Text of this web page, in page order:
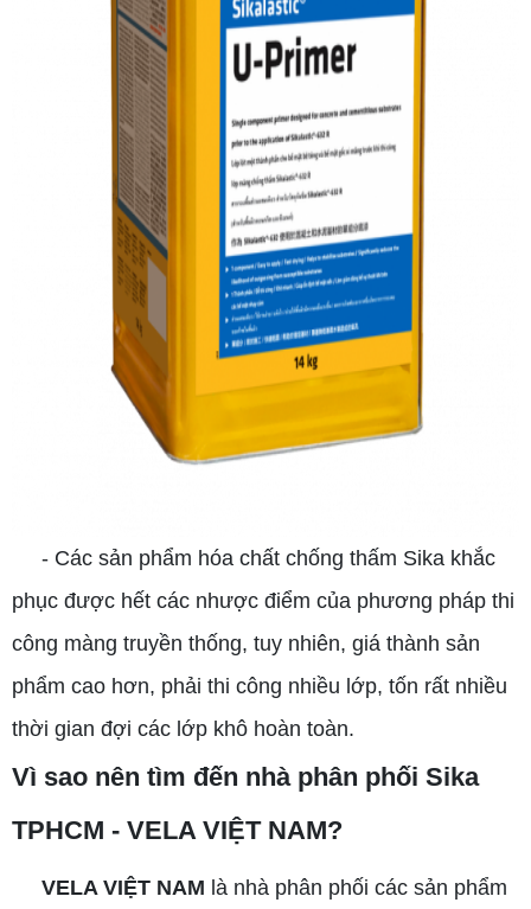
- Các sản phẩm hóa chất chống thấm Sika khắc
phục được hết các nhược điểm của phương pháp thi
công màng truyền thống, tuy nhiên, giá thành sản
phẩm cao hơn, phải thi công nhiều lớp, tốn rất nhiều
thời gian đợi các lớp khô hoàn toàn.
Vì sao nên tìm đến nhà phân phối Sika
TPHCM - VELA VIỆT NAM?
VELA VIỆT NAM là nhà phân phối các sản phẩm